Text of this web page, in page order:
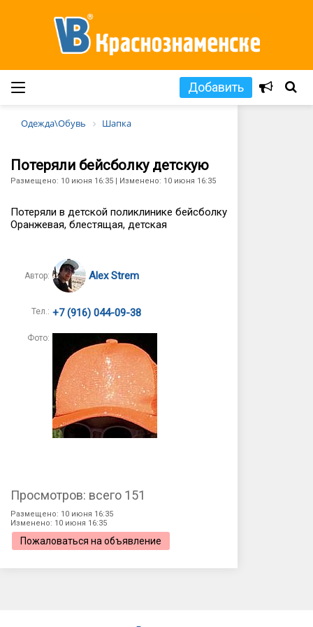
Добавить
Одежда\Обувь Шапка
Потеряли бейсболку детскую
Размещено: 10 июня 16:35 | Изменено: 10 июня 16:35
Потеряли в детской поликлинике бейсболку
Оранжевая, блестящая, детская
Автор: Alex Strem
Тел.: +7 (916) 044-09-38
Фото:
Просмотров: всего 151
Размещено: 10 июня 16:35
Изменено: 10 июня 16:35
Пожаловаться на объявление